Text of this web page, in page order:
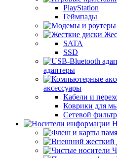
PlayStation
Геймпады
SATA
SSD
адаптеры
аксессуары
Кабели и
Коврики для
Сетевой фильтр